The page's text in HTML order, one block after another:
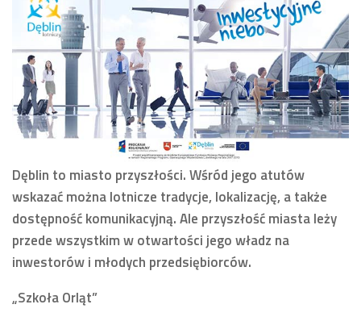
Dęblin to miasto przyszłości. Wśród jego atutów
wskazać można lotnicze tradycje, lokalizację, a także
dostępność komunikacyjną. Ale przyszłość miasta leży
przede wszystkim w otwartości jego władz na
inwestorów i młodych przedsiębiorców.
„Szkoła Orląt”